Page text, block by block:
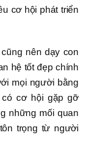
cơ hội phát triển
nên dạy con
hệ tốt đẹp chính
mọi người bằng
cơ hội gặp gỡ
những mối quan
trọng từ người